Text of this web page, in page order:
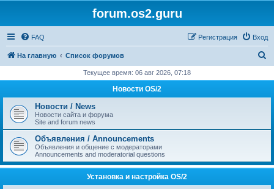
forum.os2.guru
FAQ Вход
Регистрация
На главную Список форумов
с
Текущее время: 06 авг 2026, 07:18
Новости OS/2
Новости / News
Новости сайта и форума
Site and forum news
Объявления / Announcements
Объявления и общение с модераторами
Announcements and moderatorial questions
Установка и настройка OS/2